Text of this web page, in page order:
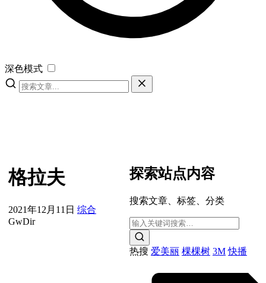
深色模式
格拉夫
2021年12月11日 综合
GwDir
探索站点内容
搜索文章、标签、分类
热搜 爱美丽 棵棵树 3M 快播